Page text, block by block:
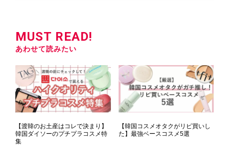
MUST READ!
あわせて読みたい
【渡韓のお土産はコレで決まり】
韓国ダイソーのプチプラコスメ特
集
【韓国コスメオタクがリピ買いし
た】最強ベースコスメ5選